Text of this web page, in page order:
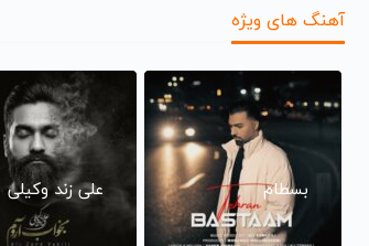
آهنگ های ویژه
بسطام علی زند وکیلی